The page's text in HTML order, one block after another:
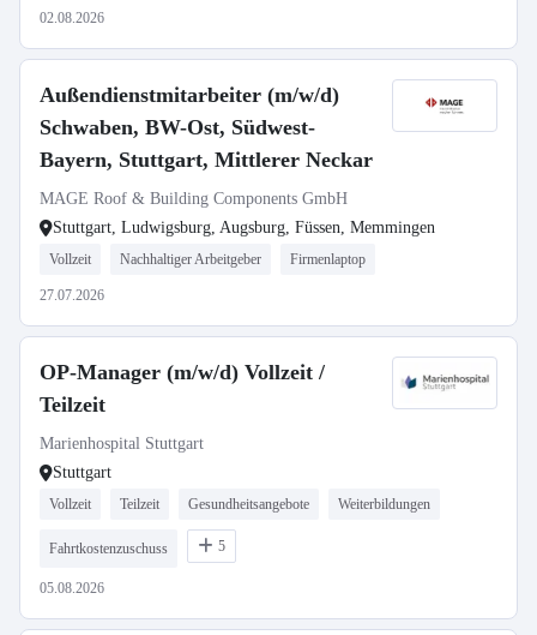
02.08.2026
Außendienstmitarbeiter (m/w/d)
Schwaben, BW-Ost, Südwest-
Bayern, Stuttgart, Mittlerer Neckar
MAGE Roof & Building Components GmbH
Stuttgart, Ludwigsburg, Augsburg, Füssen, Memmingen
Vollzeit Nachhaltiger Arbeitgeber Firmenlaptop
27.07.2026
OP-Manager (m/w/d) Vollzeit /
Teilzeit
Marienhospital Stuttgart
Stuttgart
Vollzeit Teilzeit Gesundheitsangebote Weiterbildungen
Fahrtkostenzuschuss 5
05.08.2026